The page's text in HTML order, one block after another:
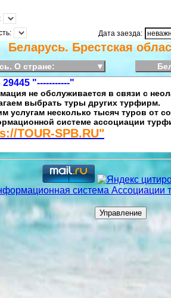
Дата заезда:
Беларусь. Брестская
О стране: ▼
"-----------"
не обслуживается в связи с
выбрать туры других турфирм.
услугам несколько тысяч туров от
системе ассоциации
TOUR-SPB.RU"